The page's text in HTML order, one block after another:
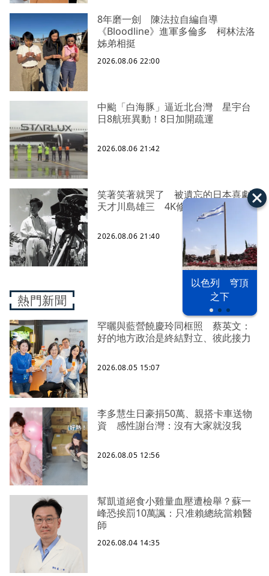
以色列 穹頂
之下
8年磨一劍 陳法拉自編自導
《Bloodline》進軍多倫多 柯林法洛
姊弟相挺
2026.08.06 22:00
中颱「白海豚」逼近北台灣 星宇台
日8航班異動！8日加開疏運
2026.08.06 21:42
笑著笑著就哭了 被遺忘的日本喜劇
天才川島雄三 4K修復重返大銀幕
2026.08.06 21:40
熱門新聞
罕曬與藍營饒慶玲同框照 蔡英文：
好的地方政治是終結對立、彼此接力
2026.08.05 15:07
李多慧生日豪捐50萬、親搭卡車送物
資 感性謝台灣：沒有大家就沒我
2026.08.05 12:56
幫凱道絕食小雞量血壓遭檢舉？蘇一
峰恐挨罰10萬諷：只准賴總統當賴醫
師
2026.08.04 14:35